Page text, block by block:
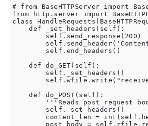
# from BaseHTTPServer import
from http.server import
class
    def _set_headers(self):
        self.send_response(200)
        self.end_headers()
    def do_GET(self):
        self._set_headers()
    def do_POST(self):
'''Reads post request
        self._set_headers()
content_len =
post_body =